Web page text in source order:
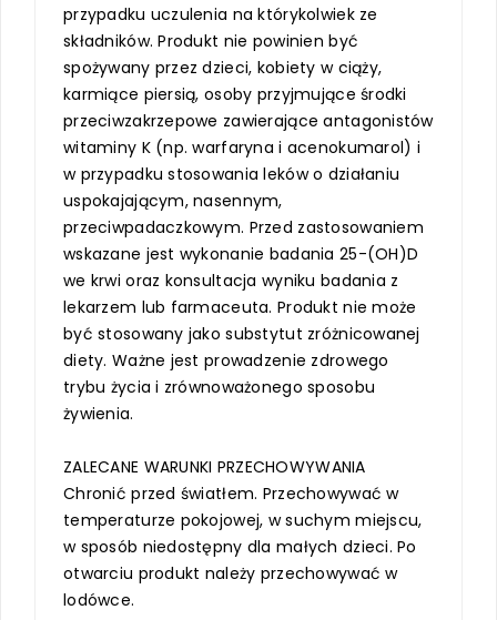
przypadku uczulenia na którykolwiek ze
składników. Produkt nie powinien być
spożywany przez dzieci, kobiety w ciąży,
karmiące piersią, osoby przyjmujące środki
przeciwzakrzepowe zawierające antagonistów
witaminy K (np. warfaryna i acenokumarol) i
w przypadku stosowania leków o działaniu
uspokajającym, nasennym,
przeciwpadaczkowym. Przed zastosowaniem
wskazane jest wykonanie badania 25-(OH)D
we krwi oraz konsultacja wyniku badania z
lekarzem lub farmaceuta. Produkt nie może
być stosowany jako substytut zróżnicowanej
diety. Ważne jest prowadzenie zdrowego
trybu życia i zrównoważonego sposobu
żywienia.
ZALECANE WARUNKI PRZECHOWYWANIA
Chronić przed światłem. Przechowywać w
temperaturze pokojowej, w suchym miejscu,
w sposób niedostępny dla małych dzieci. Po
otwarciu produkt należy przechowywać w
lodówce.